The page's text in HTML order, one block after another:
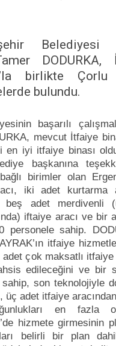
Belediyesi
birlikte
bulundu.
başarılı
mevcut İtfaiye
en iyi itfaiye binası
başkanına
birimler olan
iki adet
adet merdivenli
iftaiye aracı ve
personele sahip.
itfaiye
adet çok maksatlı
edileceğini ve bir
son teknolojiyle
üç adet itfaiye
en fazla
hizmete girmesinin
belirli bir plan